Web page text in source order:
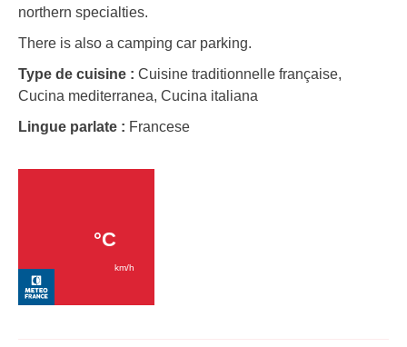
northern specialties.
There is also a camping car parking.
Type de cuisine : Cuisine traditionnelle française,
Cucina mediterranea, Cucina italiana
Lingue parlate : Francese